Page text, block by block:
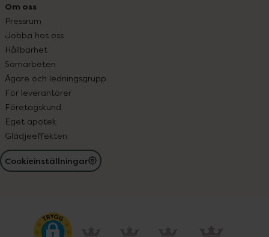
Om oss
Pressrum
Jobba hos oss
Hållbarhet
Samarbeten
Ägare och ledningsgrupp
För leverantörer
Företagskund
Eget apotek
Glädjeeffekten
Cookieinställningar